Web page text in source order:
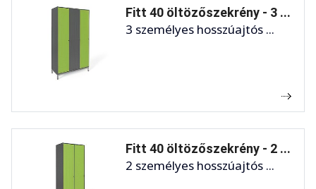
Fitt 40 öltözőszekrény - 3 ...
3 személyes hosszúajtós ...
Fitt 40 öltözőszekrény - 2 ...
2 személyes hosszúajtós ...